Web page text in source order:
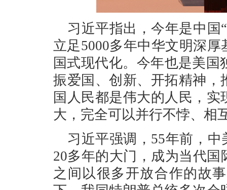
习近平指出，今年是中国
立足5000多年中华文明深
国式现代化。今年也是美国
振爱国、创新、开拓精神
国人民都是伟大的人民，
大，完全可以并行不悖、相
习近平强调，55年前，
20多年的大门，成为当代
之间以很多开放合作的故